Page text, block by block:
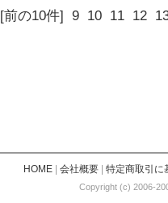
[前の10件] 9 10 11 12
HOME| 会社概要| 特定商取引に
Copyright (c) 2006-